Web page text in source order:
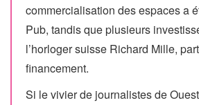
commercialisation des espaces a
Pub, tandis que plusieurs
l’horloger suisse Richard Mille,
financement.
Si le vivier de journalistes de